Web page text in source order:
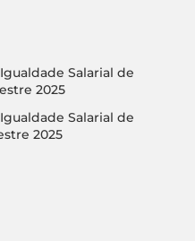
Salarial de
2025
Salarial de
2025